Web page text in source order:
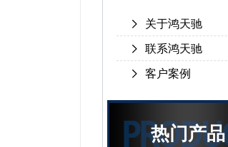
关于鸿天驰
联系鸿天驰
客户案例
热门产品